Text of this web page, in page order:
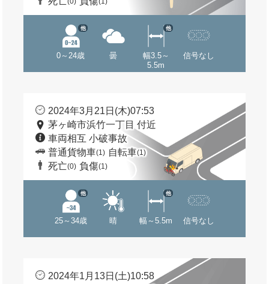
0～24歳
他
曇
幅3.5～
5.5m
他
信号なし
2024年3月21日(木)07:53
茅ヶ崎市浜竹一丁目 付近
車両相互 小破事故
普通貨物車(1) 自転車(1)
死亡(0) 負傷(1)
25～34歳
他
晴 幅～5.5m
他
信号なし
2024年1月13日(土)10:58